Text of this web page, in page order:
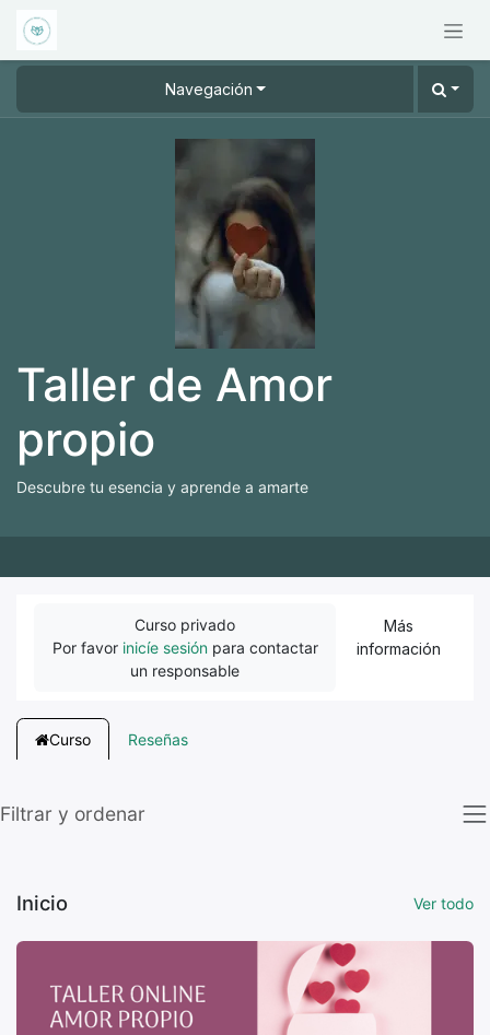
Navegación
Taller de Amor
propio
Descubre tu esencia y aprende a amarte
Curso privado
Por favor inicíe sesiónpara contactar
un responsable
Más
información
Curso Reseñas
Filtrar y ordenar
Inicio Ver todo